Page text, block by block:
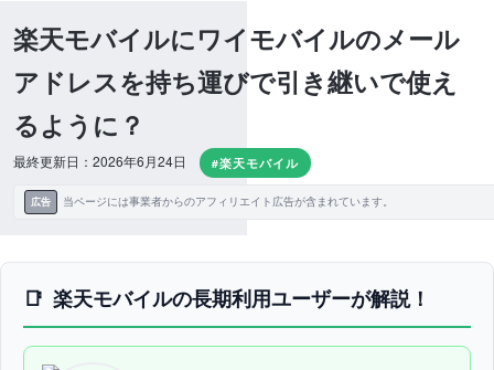
楽天モバイルにワイモバイルのメール
アドレスを持ち運びで引き継いで使え
るように？
最終更新日：2026年6月24日 #楽天モバイル
広告 当ページには事業者からのアフィリエイト広告が含まれています。
楽天モバイルの長期利用ユーザーが解説！